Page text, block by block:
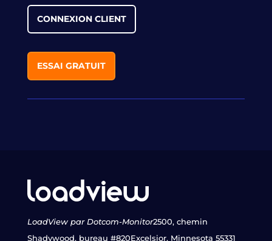
CONNEXION CLIENT
ESSAI GRATUIT
LoadView par Dotcom-Monitor2500, chemin
Shadywood, bureau #820Excelsior, Minnesota 55331